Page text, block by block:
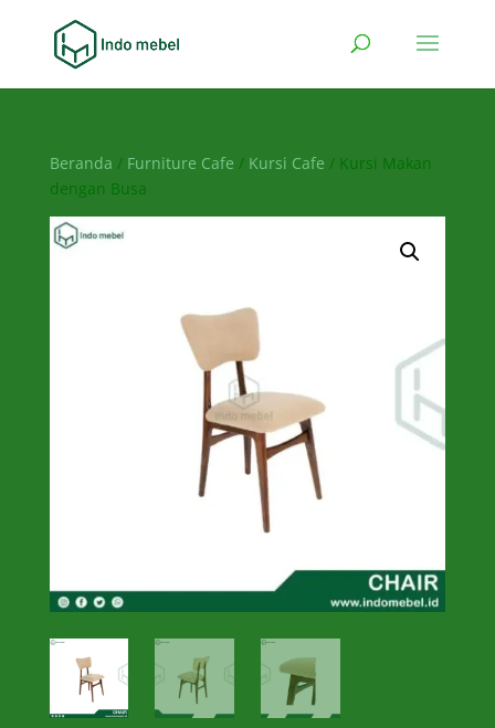
Beranda / Furniture Cafe / Kursi Cafe / Kursi Makan
dengan Busa